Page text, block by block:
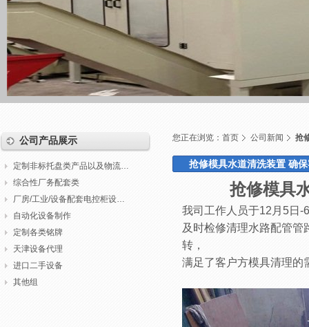
公司产品展示
定制非标托盘类产品以及物流包装
综合性厂务配套类
厂房/工业/设备配套电控柜设计制作调试
自动化设备制作
定制各类铭牌
天津设备代理
进口二手设备
其他组
您正在浏览： 首页 公司新闻 抢
抢修模具水道清洗装置 确
抢修模具
我司工作人员于12月5日-
及时检修清理水路配管
转，
满足了客户方模具清理的